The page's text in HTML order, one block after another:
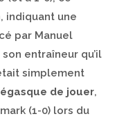
indiquant une
par Manuel
entraîneur qu’il
simplement
de jouer,
(1-0) lors du